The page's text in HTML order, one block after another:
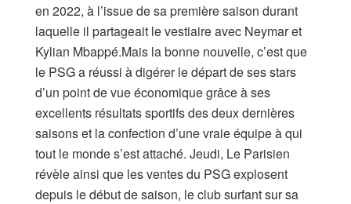
en 2022, à l’issue de sa première saison durant
laquelle il partageait le vestiaire avec Neymar et
Kylian Mbappé.Mais la bonne nouvelle, c’est que
le PSG a réussi à digérer le départ de ses stars
d’un point de vue économique grâce à ses
excellents résultats sportifs des deux dernières
saisons et la confection d’une vraie équipe à qui
tout le monde s’est attaché. Jeudi, Le Parisien
révèle ainsi que les ventes du PSG explosent
depuis le début de saison, le club surfant sur sa